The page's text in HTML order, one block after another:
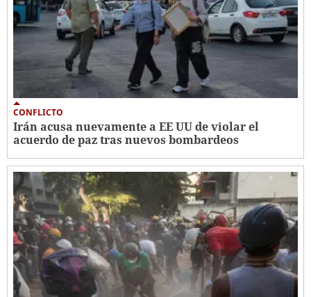
CONFLICTO
Irán acusa nuevamente a EE UU de violar el
acuerdo de paz tras nuevos bombardeos